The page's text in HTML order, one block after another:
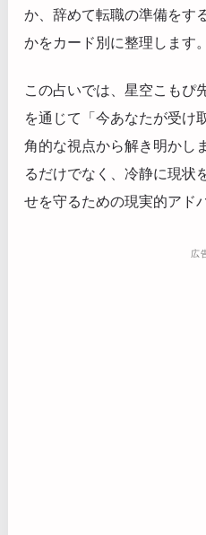
か、辞めて転職の準備をす
かをカード別に整理します。
この占いでは、星空こもぴ
を通じて「今あなたが受け
角的な視点から解き明かし
るだけでなく、冷静に現状
せを守るための現実的アド
広